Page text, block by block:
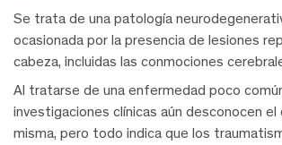
Se trata de una patología
ocasionada por la presencia de lesiones
cabeza, incluidas las conmociones
Al tratarse de una enfermedad poco
investigaciones clínicas aún desconocen el
misma, pero todo indica que los